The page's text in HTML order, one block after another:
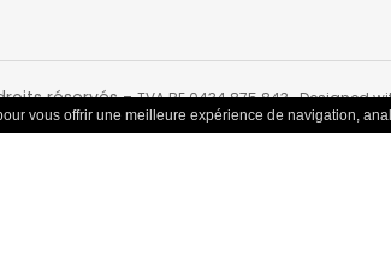
réservés -TVA BE 0434 875 843 Designed
vous offrir une meilleure expérience de navigation,